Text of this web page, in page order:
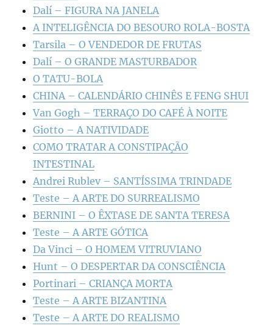
Dalí – FIGURA NA JANELA
A INTELIGÊNCIA DO BESOURO ROLA-BOSTA
Tarsila – O VENDEDOR DE FRUTAS
Dalí – O GRANDE MASTURBADOR
O TATU-BOLA
CHINA – CALENDÁRIO CHINÊS E FENG SHUI
Van Gogh – TERRAÇO DO CAFÉ À NOITE
Giotto – A NATIVIDADE
COMO TRATAR A CONSTIPAÇÃO
INTESTINAL
Andrei Rublev – SANTÍSSIMA TRINDADE
Teste – A ARTE DO SURREALISMO
BERNINI – O ÊXTASE DE SANTA TERESA
Teste – A ARTE GÓTICA
Da Vinci – O HOMEM VITRUVIANO
Hunt – O DESPERTAR DA CONSCIÊNCIA
Portinari – CRIANÇA MORTA
Teste – A ARTE BIZANTINA
Teste – A ARTE DO REALISMO